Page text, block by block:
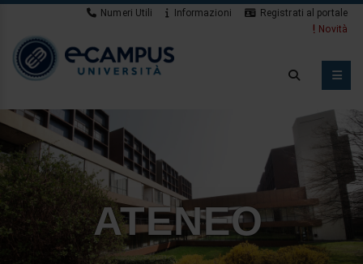
Numeri Utili Informazioni
Registrati al portale
Novità
ATENEO